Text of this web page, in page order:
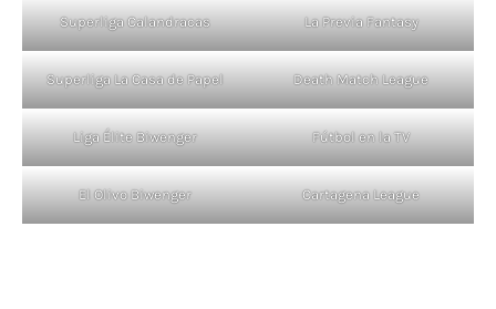
Superliga Calandracas La Previa Fantasy
Superliga La Casa de Papel Death Match League
Liga Élite Biwenger Fútbol en la TV
El Olivo Biwenger Cartagena League